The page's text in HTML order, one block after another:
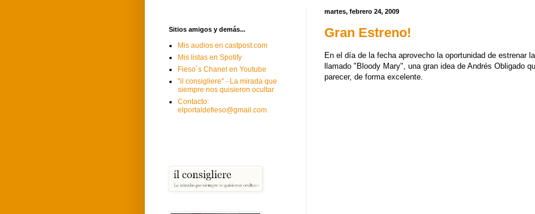
martes, febrero 24, 2009
Gran Estreno!
En el día de la fecha aprovecho la oportunidad de estrenar
llamado "Bloody Mary", una gran idea de Andrés Obligado
parecer, de forma excelente.
Sitios amigos y demás...
Mis audios en castpost.com
Mis listas en Spotify
Fieso´s Chanel en Youtube
"il consigliere" - La mirada que
siempre nos quisieron ocultar
Contacto:
elportaldefieso@gmail.com